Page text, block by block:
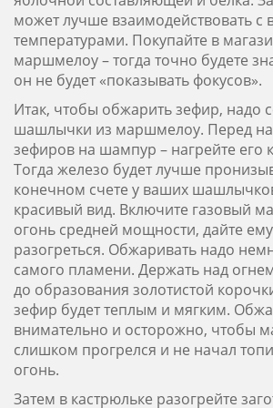
может лучше взаимодействовать с
температурами. Покупайте в
маршмелоу – тогда точно будете
он не будет «показывать фокусов».
Итак, чтобы обжарить зефир, надо
шашлычки из маршмелоу. Перед
зефиров на шампур – нагрейте его
Тогда железо будет лучше
конечном счете у ваших
красивый вид. Включите газовый
огонь средней мощности, дайте
разогреться. Обжаривать надо
самого пламени. Держать над
до образования золотистой
зефир будет теплым и мягким.
внимательно и осторожно, чтобы
слишком прогрелся и не начал
огонь.
Затем в кастрюльке разогрейте